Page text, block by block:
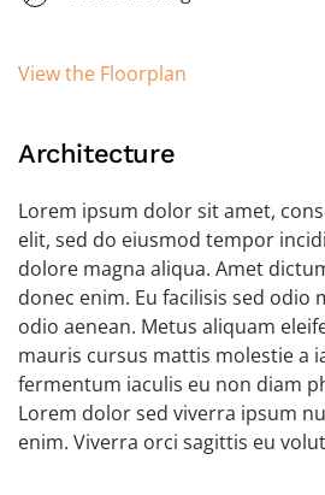
View the Floorplan
Architecture
Lorem ipsum dolor sit amet,
elit, sed do eiusmod tempor
dolore magna aliqua. Amet
donec enim. Eu facilisis sed
odio aenean. Metus aliquam
mauris cursus mattis molestie a
fermentum iaculis eu non diam
Lorem dolor sed viverra ipsum
enim. Viverra orci sagittis eu